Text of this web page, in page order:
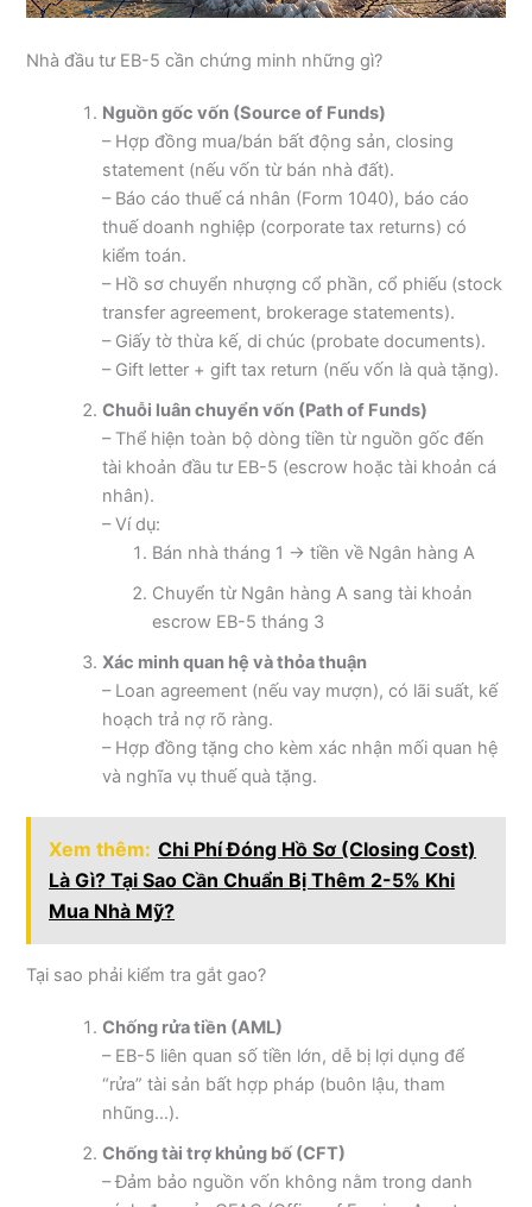
Nhà đầu tư EB-5 cần chứng minh những gì?
Nguồn gốc vốn (Source of Funds)
– Hợp đồng mua/bán bất động sản, closing
statement (nếu vốn từ bán nhà đất).
– Báo cáo thuế cá nhân (Form 1040), báo cáo
thuế doanh nghiệp (corporate tax returns) có
kiểm toán.
– Hồ sơ chuyển nhượng cổ phần, cổ phiếu (stock
transfer agreement, brokerage statements).
– Giấy tờ thừa kế, di chúc (probate documents).
– Gift letter + gift tax return (nếu vốn là quà tặng).
Chuỗi luân chuyển vốn (Path of Funds)
– Thể hiện toàn bộ dòng tiền từ nguồn gốc đến
tài khoản đầu tư EB-5 (escrow hoặc tài khoản cá
nhân).
– Ví dụ:
Bán nhà tháng 1 → tiền về Ngân hàng A
Chuyển từ Ngân hàng A sang tài khoản
escrow EB-5 tháng 3
Xác minh quan hệ và thỏa thuận
– Loan agreement (nếu vay mượn), có lãi suất, kế
hoạch trả nợ rõ ràng.
– Hợp đồng tặng cho kèm xác nhận mối quan hệ
và nghĩa vụ thuế quà tặng.
Xem thêm: Chi Phí Đóng Hồ Sơ (Closing Cost)
Là Gì? Tại Sao Cần Chuẩn Bị Thêm 2-5% Khi
Mua Nhà Mỹ?
Tại sao phải kiểm tra gắt gao?
Chống rửa tiền (AML)
– EB-5 liên quan số tiền lớn, dễ bị lợi dụng để
“rửa” tài sản bất hợp pháp (buôn lậu, tham
nhũng…).
Chống tài trợ khủng bố (CFT)
– Đảm bảo nguồn vốn không nằm trong danh